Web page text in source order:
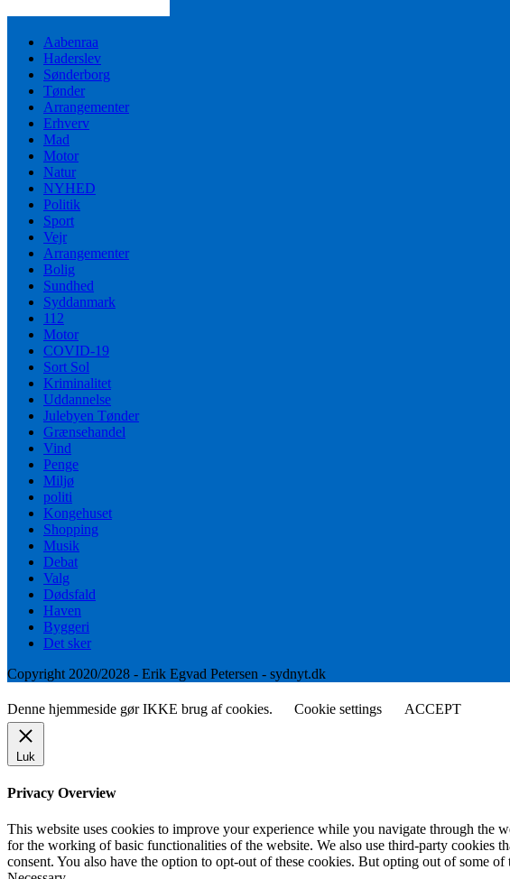
Aabenraa
Haderslev
Sønderborg
Tønder
Arrangementer
Erhverv
Mad
Motor
Natur
NYHED
Politik
Sport
Vejr
Arrangementer
Bolig
Sundhed
Syddanmark
112
Motor
COVID-19
Sort Sol
Kriminalitet
Uddannelse
Julebyen Tønder
Grænsehandel
Vind
Penge
Miljø
politi
Kongehuset
Shopping
Musik
Debat
Valg
Dødsfald
Haven
Byggeri
Det sker
Copyright 2020/2028 - Erik Egvad Petersen - sydnyt.dk
Denne hjemmeside gør IKKE brug af cookies. Cookie settings ACCEPT
Luk
Privacy Overview
This website uses cookies to improve your experience while you navigate through the
for the working of basic functionalities of the website. We also use third-party cookies
consent. You also have the option to opt-out of these cookies. But opting out of some